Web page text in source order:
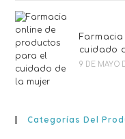
cuidado
9 DE MAYO
Categorías Del